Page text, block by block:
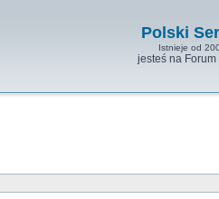
Polski
Istnieje od
jesteś na